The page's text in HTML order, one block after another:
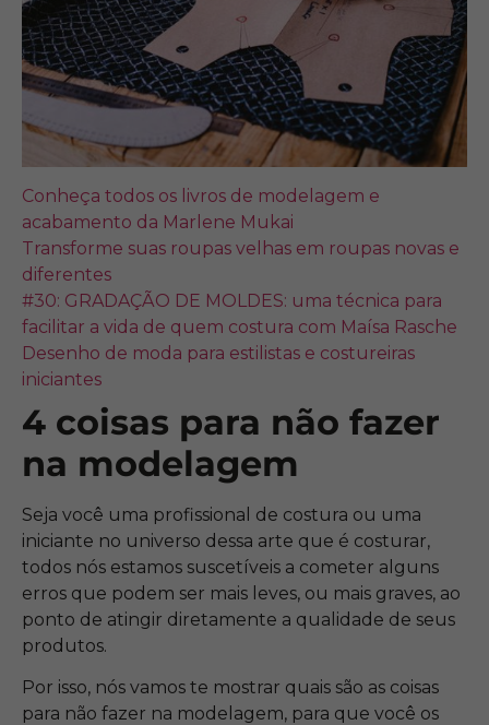
Conheça todos os livros de modelagem e
acabamento da Marlene Mukai
Transforme suas roupas velhas em roupas novas e
diferentes
#30: GRADAÇÃO DE MOLDES: uma técnica para
facilitar a vida de quem costura com Maísa Rasche
Desenho de moda para estilistas e costureiras
iniciantes
4 coisas para não fazer
na modelagem
Seja você uma profissional de costura ou uma
iniciante no universo dessa arte que é costurar,
todos nós estamos suscetíveis a cometer alguns
erros que podem ser mais leves, ou mais graves, ao
ponto de atingir diretamente a qualidade de seus
produtos.
Por isso, nós vamos te mostrar quais são as coisas
para não fazer na modelagem, para que você os